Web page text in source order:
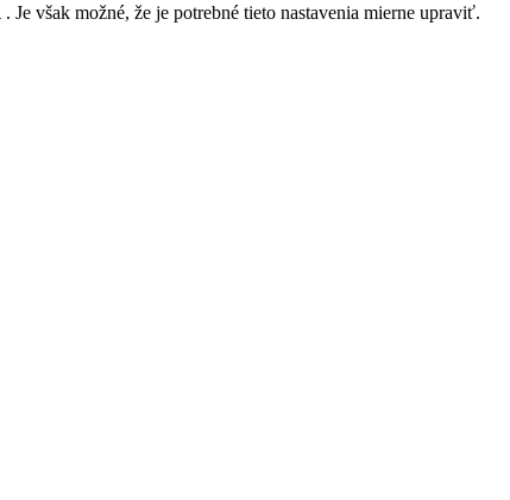
však možné, že je potrebné tieto nastavenia mierne upraviť.